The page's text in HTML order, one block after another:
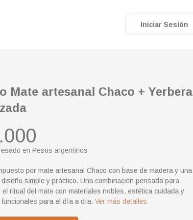
Iniciar Sesión
Mate artesanal Chaco + Yerbera
en Pesos argentinos
por mate artesanal Chaco con base de madera y una
simple y práctico. Una combinación pensada para
el ritual del mate con materiales nobles, estética cuidada y
para el día a día. Ver más detalles